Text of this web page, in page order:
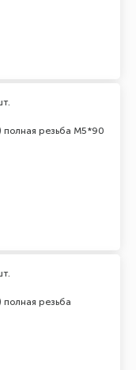
резьба М5*90
резьба